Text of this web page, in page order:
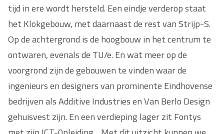
tijd in ere wordt hersteld. Een eindje verderop staat
het Klokgebouw, met daarnaast de rest van Strijp-S.
Op de achtergrond is de hoogbouw in het centrum te
ontwaren, evenals de TU/e. En wat meer op de
voorgrond zijn de gebouwen te vinden waar de
ingenieurs en designers van prominente Eindhovense
bedrijven als Additive Industries en Van Berlo Design
gehuisvest zijn. En een verdieping lager zit Fontys